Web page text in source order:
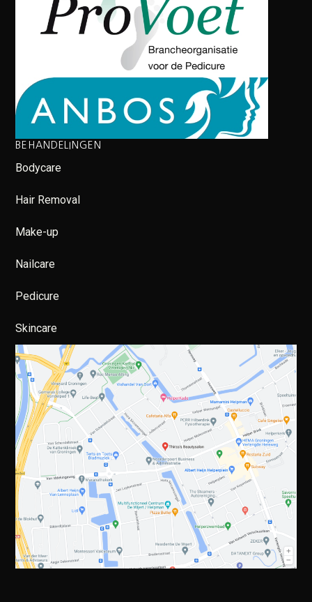
BEHANDELINGEN
Bodycare
Hair Removal
Make-up
Nailcare
Pedicure
Skincare